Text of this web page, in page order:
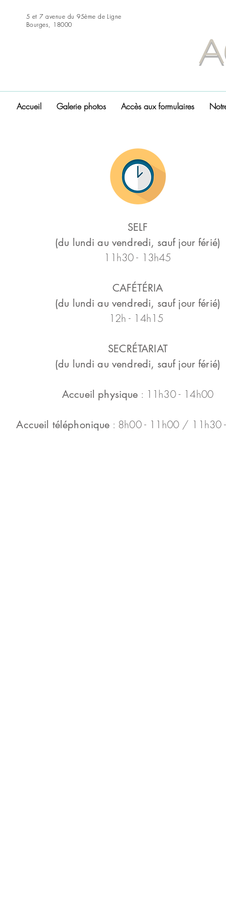
5 et 7 avenue du 95ème de Ligne
Bourges, 18000
Accueil Galerie photos Accès aux formulaires
SELF
(du lundi au vendredi, sauf jour férié)
11h30 - 13h45
CAFÉTÉRIA
(du lundi au vendredi, sauf jour férié)
12h - 14h15
SECRÉTARIAT
(du lundi au vendredi, sauf jour férié)
Accueil physique : 11h30 - 14h00
Accueil téléphonique : 8h00 - 11h00 / 11h30